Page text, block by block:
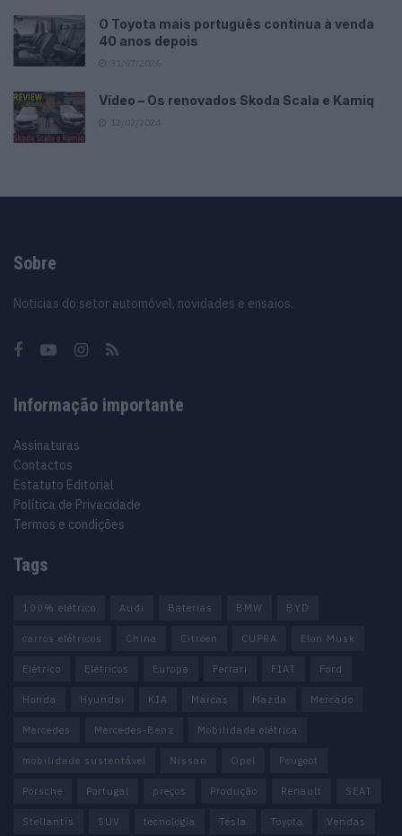
O Toyota mais português continua à venda
40 anos depois
Vídeo – Os renovados Skoda Scala e Kamiq
Sobre
Noticias do setor automóvel, novidades e ensaios.
Informação importante
Assinaturas
Contactos
Estatuto Editorial
Política de Privacidade
Termos e condições
Tags
100% elétrico Audi Baterias BMW BYD
carros elétricos China Citröen CUPRA Elon Musk
Elétrico Elétricos Europa Ferrari FIAT Ford
Honda Hyundai KIA Marcas Mazda Mercado
Mercedes Mercedes-Benz Mobilidade elétrica
mobilidade sustentável Nissan Opel Peugeot
Porsche Portugal preços Produção Renault SEAT
Stellantis SUV tecnologia Tesla Toyota Vendas